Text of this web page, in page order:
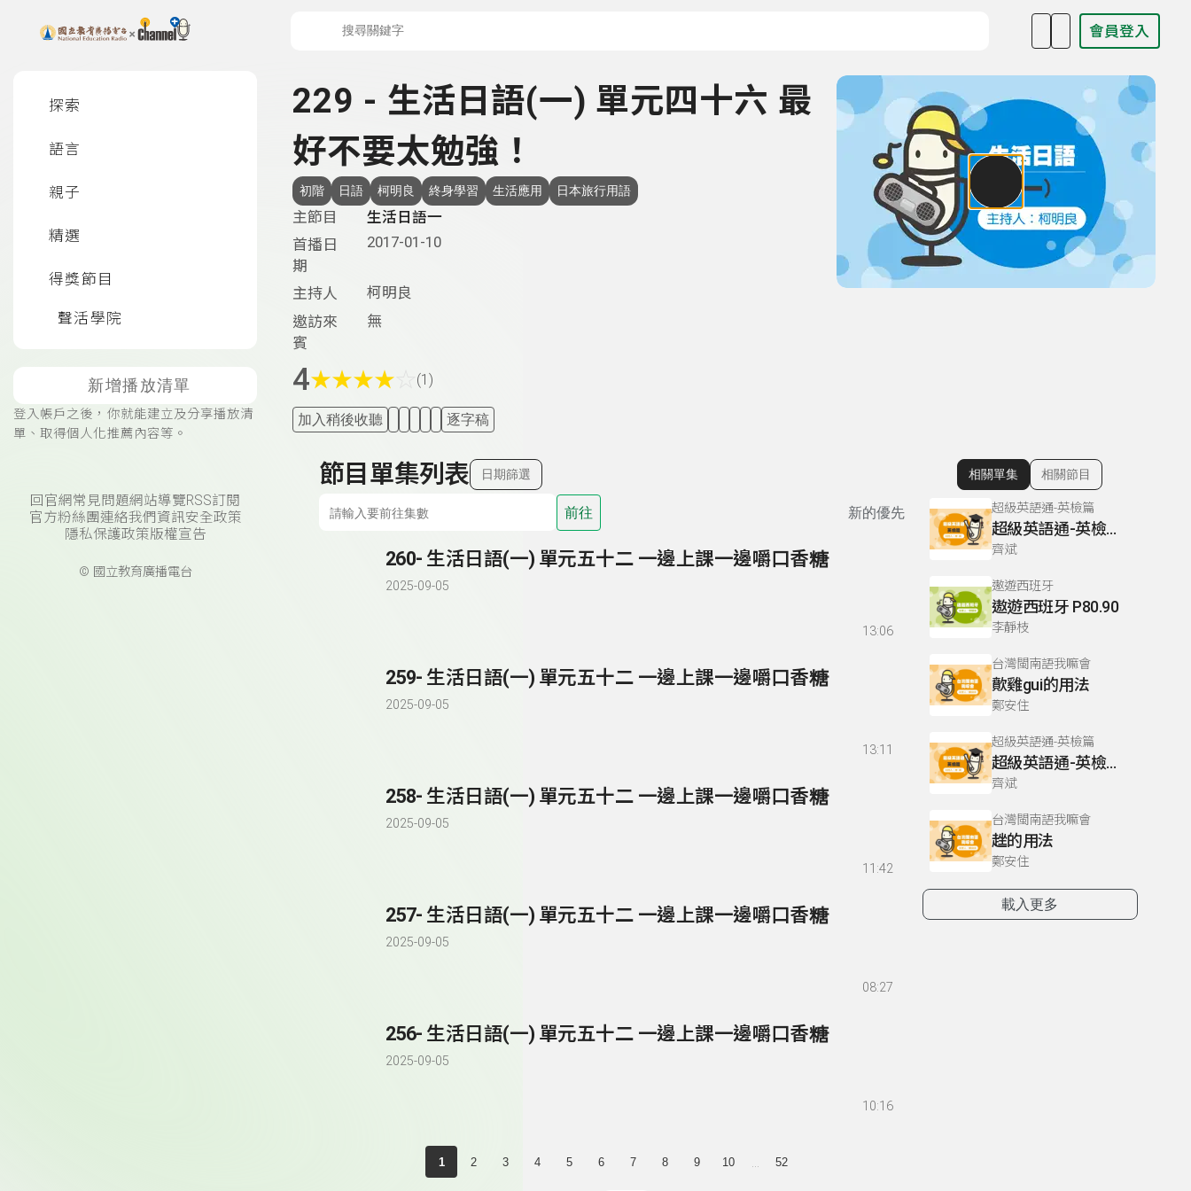
上方功能區塊 會員登入
探索
語言
親子
精選
得獎節目
聲活學院
新增播放清單
登入帳戶之後，你就能建立及分享播放清
單、取得個人化推薦內容等。
回官網常見問題網站導覽RSS訂閱
官方粉絲團連絡我們 資訊安全政策
隱私保護政策版權宣告
© 國立教育廣播電台
229 - 生活日語(一) 單元四十六 最
好不要太勉強！
初階 日語 柯明良 終身學習 生活應用 日本旅行用語
主節目
生活日語一
首播日
期
2017-01-10
主持人
柯明良
邀訪來
賓
無
4★★★★ (1)
加入稍後收聽 逐字稿
節目單集列表 日期篩選
前往 新的優先
260- 生活日語(一) 單元五十二 一邊上課一邊嚼口香糖
2025-09-05
13:06
259- 生活日語(一) 單元五十二 一邊上課一邊嚼口香糖
2025-09-05
13:11
258- 生活日語(一) 單元五十二 一邊上課一邊嚼口香糖
2025-09-05
11:42
257- 生活日語(一) 單元五十二 一邊上課一邊嚼口香糖
2025-09-05
08:27
256- 生活日語(一) 單元五十二 一邊上課一邊嚼口香糖
2025-09-05
10:16
1 2 3 4 5 6 7 8 9 10 52
顯示相關單集
相關單集 相關節目
超級英語通-英檢篇
超級英語通-英檢篇 083 Cloze Test/段落填空-13
齊斌
遨遊西班牙
遨遊西班牙 P80.90
李靜枝
台灣閩南語我嘛會
歕雞gui的用法
鄭安住
超級英語通-英檢篇
超級英語通-英檢篇 035 Weekend Trip- 週末旅遊
齊斌
台灣閩南語我嘛會
趖的用法
鄭安住
載入更多